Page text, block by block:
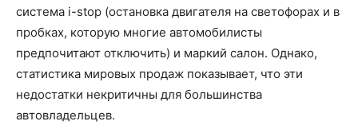
система i-stop (остановка двигателя на светофорах и в
пробках, которую многие автомобилисты
предпочитают отключить) и маркий салон. Однако,
статистика мировых продаж показывает, что эти
недостатки некритичны для большинства
автовладельцев.